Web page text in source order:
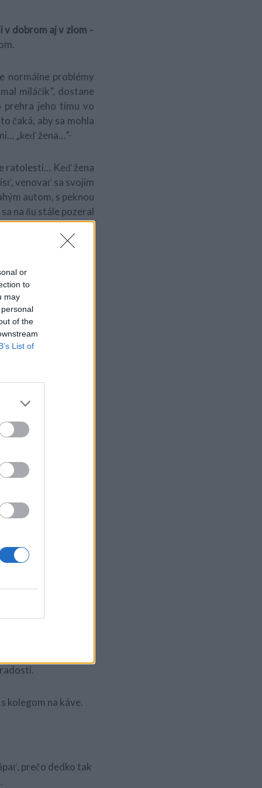
or
to
may
of the
List of
v dobrom aj v zlom –
normálne problémy
miláčik”, dostane
prehra jeho tímu vo
čaká, aby sa mohla
„keď žena…”-
ratolesti… Keď žena
venovať sa svojim
autom, s peknou
na ňu stále pozeral
a ona sa išla od
si k nej prisadol
trpieť.
s ňou viezla
kolegom na káve.
prečo dedko tak